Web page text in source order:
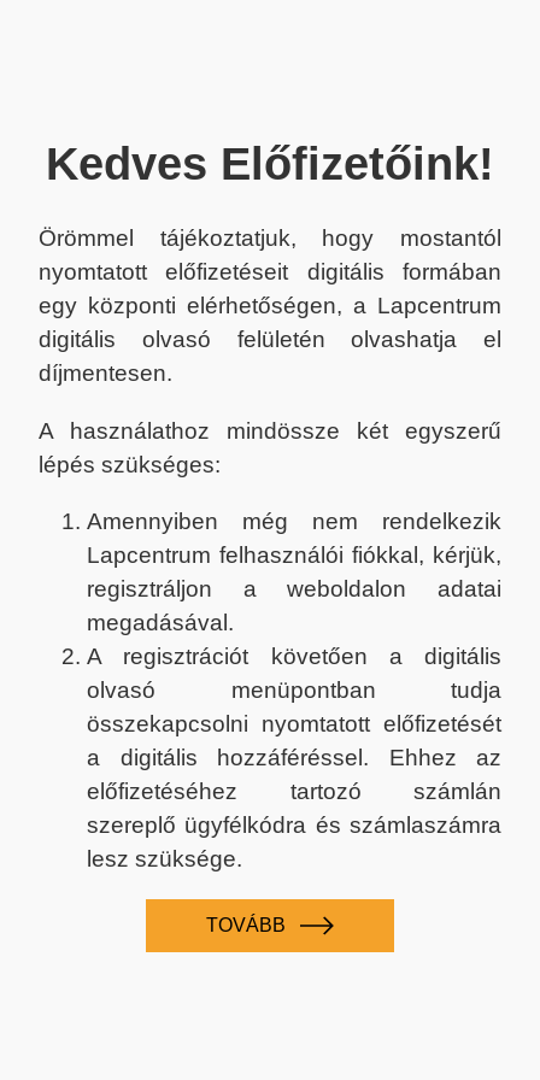
Kedves Előfizetőink!
Örömmel tájékoztatjuk, hogy mostantól
nyomtatott előfizetéseit digitális formában
egy központi elérhetőségen, a Lapcentrum
digitális olvasó felületén olvashatja el
díjmentesen.
A használathoz mindössze két egyszerű
lépés szükséges:
Amennyiben még nem rendelkezik
Lapcentrum felhasználói fiókkal, kérjük,
regisztráljon a weboldalon adatai
megadásával.
A regisztrációt követően a digitális
olvasó menüpontban tudja
összekapcsolni nyomtatott előfizetését
a digitális hozzáféréssel. Ehhez az
előfizetéséhez tartozó számlán
szereplő ügyfélkódra és számlaszámra
lesz szüksége.
TOVÁBB